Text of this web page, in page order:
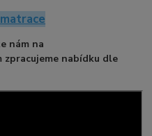
nám na
zpracujeme nabídku dle